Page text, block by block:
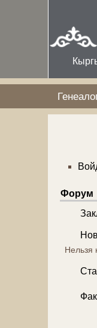
Форум
Нет
Нет
Нельзя
Нет
Нет